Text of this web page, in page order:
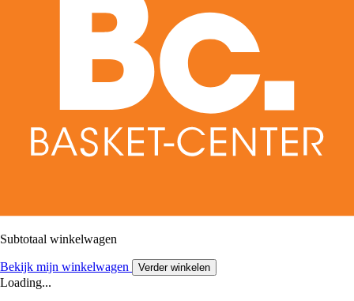
Subtotaal winkelwagen
Bekijk mijn winkelwagen Verder winkelen
Loading...